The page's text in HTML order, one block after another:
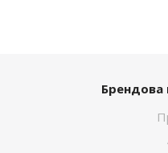
Брендова